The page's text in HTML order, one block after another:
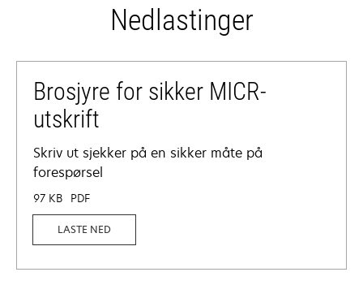
Nedlastinger
Brosjyre for sikker MICR-
utskrift
Skriv ut sjekker på en sikker måte på
forespørsel
97 KB PDF
LASTE NED